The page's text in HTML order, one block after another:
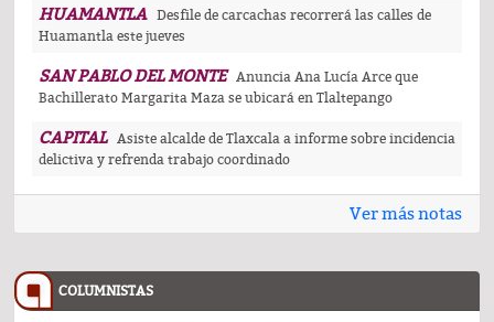
HUAMANTLA
Desfile de carcachas recorrerá las calles de
Huamantla este jueves
SAN PABLO DEL MONTE
Anuncia Ana Lucía Arce que
Bachillerato Margarita Maza se ubicará en Tlaltepango
CAPITAL
Asiste alcalde de Tlaxcala a informe sobre incidencia
delictiva y refrenda trabajo coordinado
Ver más notas
COLUMNISTAS